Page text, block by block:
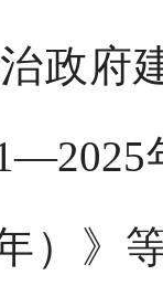
政府
）》